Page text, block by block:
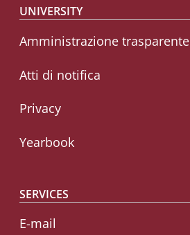
Footer menu
UNIVERSITY
Amministrazione trasparente
Atti di notifica
Privacy
Yearbook
SERVICES
E-mail